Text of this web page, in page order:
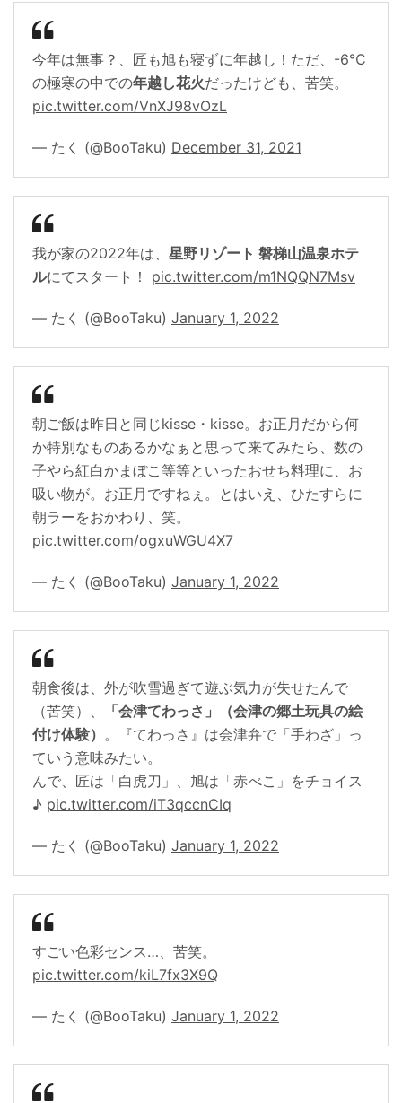
今年は無事？、匠も旭も寝ずに年越し！ただ、-6℃
の極寒の中での年越し花火だったけども、苦笑。
pic.twitter.com/VnXJ98vOzL
— たく (@BooTaku) December 31, 2021
我が家の2022年は、 星野リゾート 磐梯山温泉ホテ
ルにてスタート！ pic.twitter.com/m1NQQN7Msv
— たく (@BooTaku) January 1, 2022
朝ご飯は昨日と同じkisse・kisse。お正月だから何
か特別なものあるかなぁと思って来てみたら、数の
子やら紅白かまぼこ等等といったおせち料理に、お
吸い物が。お正月ですねぇ。とはいえ、ひたすらに
朝ラーをおかわり、笑。
pic.twitter.com/ogxuWGU4X7
— たく (@BooTaku) January 1, 2022
朝食後は、外が吹雪過ぎて遊ぶ気力が失せたんで
（苦笑）、
「会津てわっさ」（会津の郷土玩具の絵
付け体験） 。『てわっさ』は会津弁で「手わざ」っ
ていう意味みたい。
んで、匠は「白虎刀」、旭は「赤べこ」をチョイス
♪ pic.twitter.com/iT3qccnCIq
— たく (@BooTaku) January 1, 2022
すごい色彩センス…、苦笑。
pic.twitter.com/kiL7fx3X9Q
— たく (@BooTaku) January 1, 2022